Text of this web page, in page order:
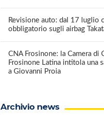
Revisione auto: dal 17 luglio
obbligatorio sugli airbag
CNA Frosinone: la Camera di
Frosinone Latina intitola una
a Giovanni Proia
Archivio news